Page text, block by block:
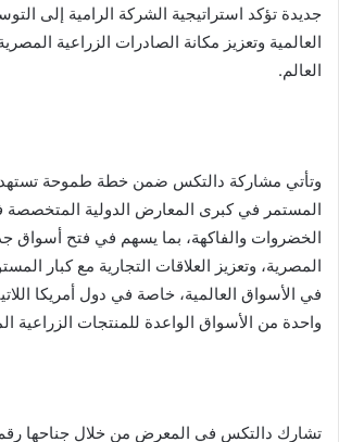
جديدة تؤكد استراتيجية الشركة الرامية إلى
العالمية وتعزيز مكانة الصادرات الزراعية
العالم.
وتأتي مشاركة دالتكس ضمن خطة طموحة
المستمر في كبرى المعارض الدولية
الخضروات والفاكهة، بما يسهم في فتح أسواق
المصرية، وتعزيز العلاقات التجارية مع كبار
في الأسواق العالمية، خاصة في دول أمريكا
واحدة من الأسواق الواعدة للمنتجات الزراعية